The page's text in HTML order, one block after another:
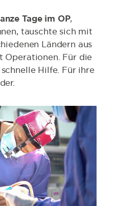
Tage im OP,
tauschte sich mit
Ländern aus
Operationen. Für die
Hilfe. Für ihre